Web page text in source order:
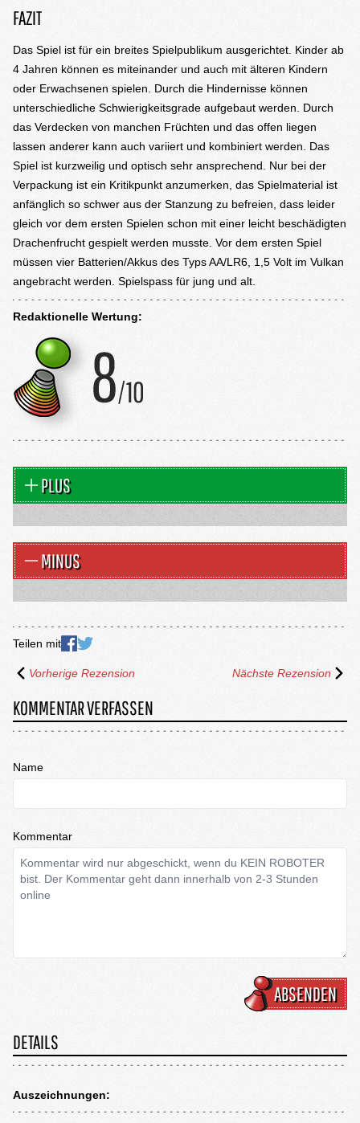
FAZIT
Das Spiel ist für ein breites Spielpublikum ausgerichtet. Kinder ab
4 Jahren können es miteinander und auch mit älteren Kindern
oder Erwachsenen spielen. Durch die Hindernisse können
unterschiedliche Schwierigkeitsgrade aufgebaut werden. Durch
das Verdecken von manchen Früchten und das offen liegen
lassen anderer kann auch variiert und kombiniert werden. Das
Spiel ist kurzweilig und optisch sehr ansprechend. Nur bei der
Verpackung ist ein Kritikpunkt anzumerken, das Spielmaterial ist
anfänglich so schwer aus der Stanzung zu befreien, dass leider
gleich vor dem ersten Spielen schon mit einer leicht beschädigten
Drachenfrucht gespielt werden musste. Vor dem ersten Spiel
müssen vier Batterien/Akkus des Typs AA/LR6, 1,5 Volt im Vulkan
angebracht werden. Spielspass für jung und alt.
Redaktionelle Wertung:
PLUS
MINUS
Teilen mit
Vorherige Rezension Nächste Rezension
KOMMENTAR VERFASSEN
Name
Kommentar
ABSENDEN
DETAILS
Auszeichnungen: